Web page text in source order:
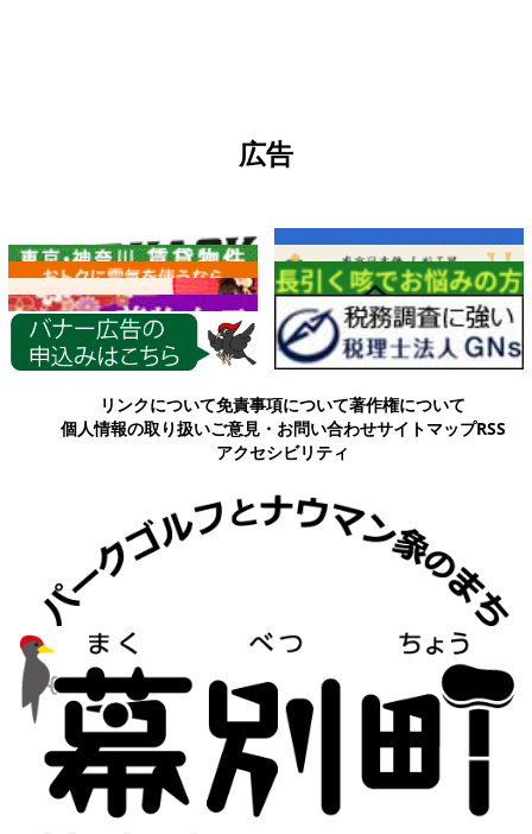
広告
各種情報
リンクについて免責事項について著作権について
個人情報の取り扱いご意見・お問い合わせサイトマップRSS
アクセシビリティ